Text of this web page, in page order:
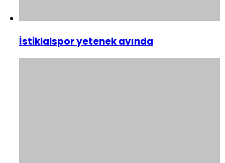
İstiklalspor yetenek avında